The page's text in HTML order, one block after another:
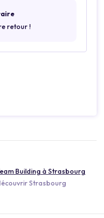
retour !
Building à Strasbourg
Strasbourg